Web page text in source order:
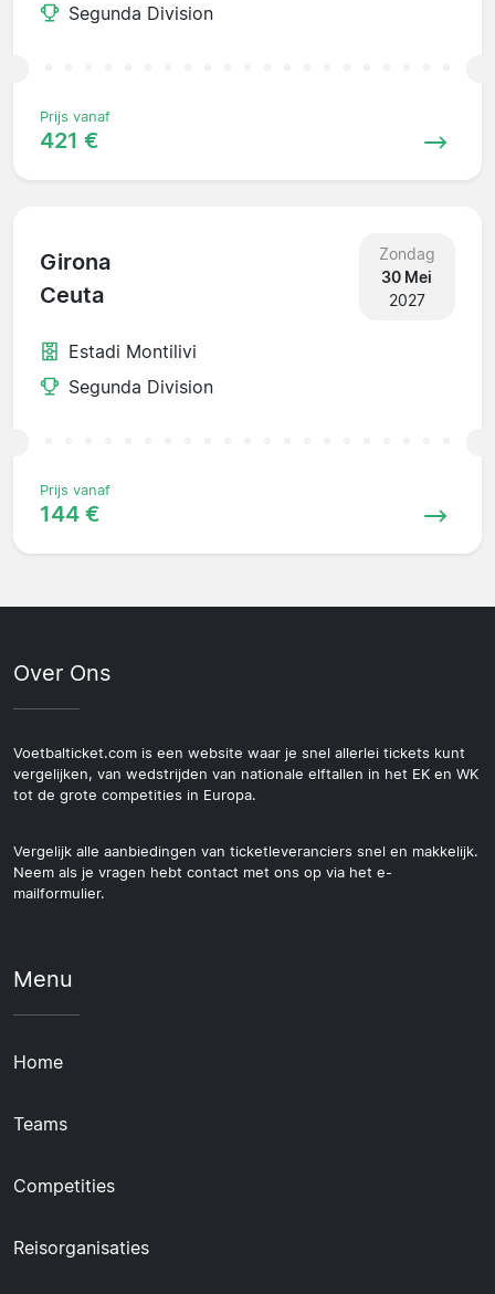
Segunda Division
Prijs vanaf
421 €
Girona
Ceuta
Zondag
30 Mei
2027
Estadi Montilivi
Segunda Division
Prijs vanaf
144 €
Over Ons
Voetbalticket.com is een website waar je snel allerlei tickets kunt
vergelijken, van wedstrijden van nationale elftallen in het EK en WK
tot de grote competities in Europa.
Vergelijk alle aanbiedingen van ticketleveranciers snel en makkelijk.
Neem als je vragen hebt contact met ons op via het e-
mailformulier.
Menu
Home
Teams
Competities
Reisorganisaties